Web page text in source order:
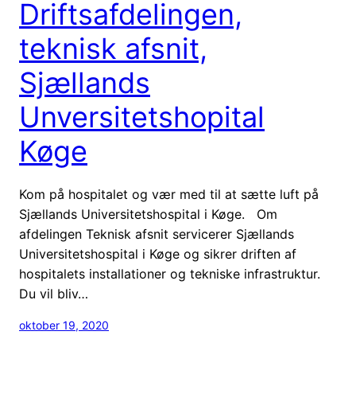
Driftsafdelingen,
teknisk afsnit,
Sjællands
Unversitetshopital
Køge
Kom på hospitalet og vær med til at sætte luft på
Sjællands Universitetshospital i Køge. Om
afdelingen Teknisk afsnit servicerer Sjællands
Universitetshospital i Køge og sikrer driften af
hospitalets installationer og tekniske infrastruktur.
Du vil bliv…
oktober 19, 2020